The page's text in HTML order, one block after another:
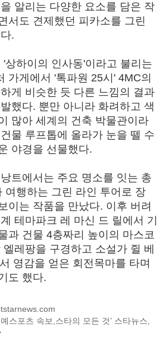
알리는 다양한 요소를 담은 작
서도 견제했던 피카소를 그린
.
상하이의 인사동'이라고 불리는
가게에서 '톡파원 25시' 4MC의
게 비슷한 듯 다른 느낌의 결과
했다. 뿐만 아니라 화려하고 색
많아 세계의 건축 박물관이라
물 루프톱에 올라가 눈을 뗄 수
야경을 선물했다.
트에서는 주요 명소를 잇는 총
여행하는 그린 라인 투어로 장
이는 작품을 만났다. 이후 버려
테마파크 레 마신 드 릴에서 기
과 건물 4층짜리 높이의 마스코
레팡을 구경하고 소설가 쥘 베
영감을 얻은 회전목마를 타며
도 했다.
스포츠 속보,스타의 모든 것’ 스타뉴스,